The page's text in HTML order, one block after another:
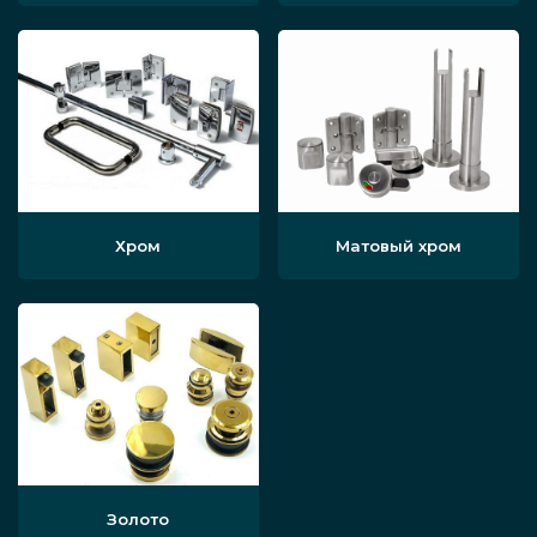
заказчику, влияет материал профиля или
коробки, в которые помещаются два слоя
стекла. Применяются дерево (дуб, шпон,
МДФ), алюминий, современные стальные
сплавы и виды металла — всё идёт в учёт.
можно, наоборот, экономить: на отдельные
мы можем предлагать хорошие скидки,
устанавливать льготные условия, изготовить
продукцию с двумя стеклами с
максимальной выгодой. Поэтому обратитесь
к менеджерам за помощью.
Хром Матовый хром
Золото